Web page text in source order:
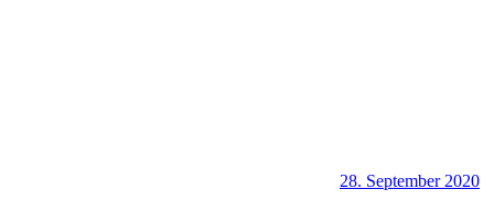
28. September 2020